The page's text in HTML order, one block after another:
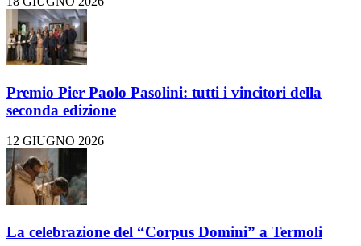
Premio Pier Paolo Pasolini: tutti i vincitori della
seconda edizione
12 GIUGNO 2026
La celebrazione del “Corpus Domini” a Termoli